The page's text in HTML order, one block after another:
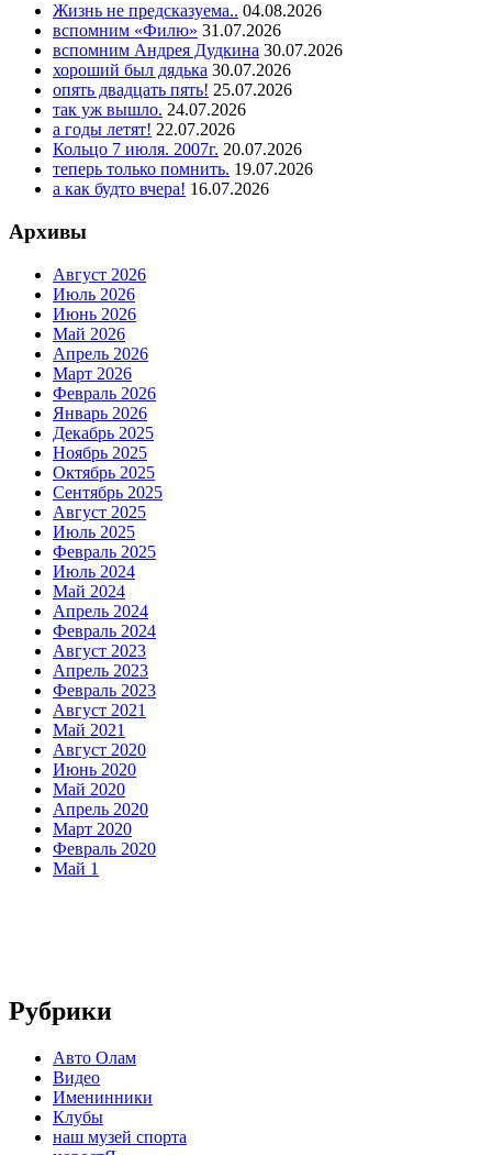
Жизнь не предсказуема.. 04.08.2026
вспомним «Филю» 31.07.2026
вспомним Андрея Дудкина 30.07.2026
хороший был дядька 30.07.2026
опять двадцать пять! 25.07.2026
так уж вышло. 24.07.2026
а годы летят! 22.07.2026
Кольцо 7 июля. 2007г. 20.07.2026
теперь только помнить. 19.07.2026
а как будто вчера! 16.07.2026
Архивы
Август 2026
Июль 2026
Июнь 2026
Май 2026
Апрель 2026
Март 2026
Февраль 2026
Январь 2026
Декабрь 2025
Ноябрь 2025
Октябрь 2025
Сентябрь 2025
Август 2025
Июль 2025
Февраль 2025
Июль 2024
Май 2024
Апрель 2024
Февраль 2024
Август 2023
Апрель 2023
Февраль 2023
Август 2021
Май 2021
Август 2020
Июнь 2020
Май 2020
Апрель 2020
Март 2020
Февраль 2020
Май 1
Рубрики
Авто Олам
Видео
Именинники
Клубы
наш музей спорта